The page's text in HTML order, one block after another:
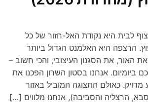
לבית היא נקודת האל-חזור של כל
הרצפה היא האלמנט הגדול ביותר
האור, את הסגנון העיצובי, והכי חשוב –
ביומיום. אנחנו בסטון השרון הפכנו את
כאולם התצוגה המוביל באזור
הרצליה והסביבה), אנחנו מלווים […]